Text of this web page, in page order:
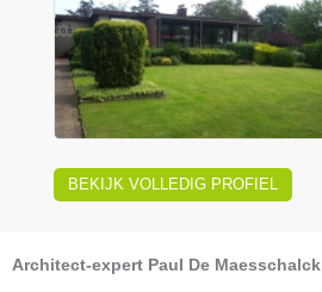
BEKIJK VOLLEDIG PROFIEL
Architect-expert Paul De Maesschalck